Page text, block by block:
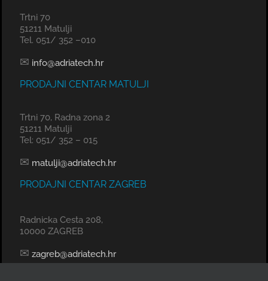
Trtni 70
51211 Matulji
Tel. 051/ 352 –010
✉ info@adriatech.hr
PRODAJNI CENTAR MATULJI
Trtni 70, Radna zona 2
51211 Matulji
Tel: 051/ 352 – 015
✉ matulji@adriatech.hr
PRODAJNI CENTAR ZAGREB
Radnicka Cesta 208,
10000 ZAGREB
✉ zagreb@adriatech.hr